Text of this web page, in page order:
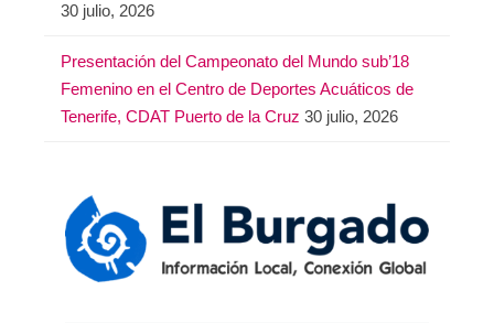
30 julio, 2026
Presentación del Campeonato del Mundo sub’18
Femenino en el Centro de Deportes Acuáticos de
Tenerife, CDAT Puerto de la Cruz 30 julio, 2026